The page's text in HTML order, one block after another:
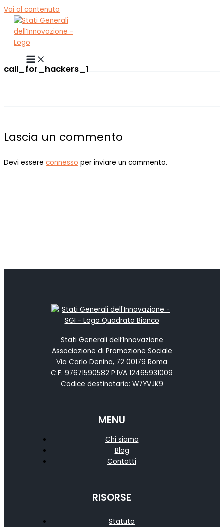
Vai al contenuto
call_for_hackers_1
Lascia un commento
Devi essere connesso per inviare un commento.
Stati Generali dell’Innovazione
Associazione di Promozione Sociale
Via Carlo Denina, 72 00179 Roma
C.F. 97671590582 P.IVA 12465931009
Codice destinatario: W7YVJK9
MENU
Chi siamo
Blog
Contatti
RISORSE
Statuto